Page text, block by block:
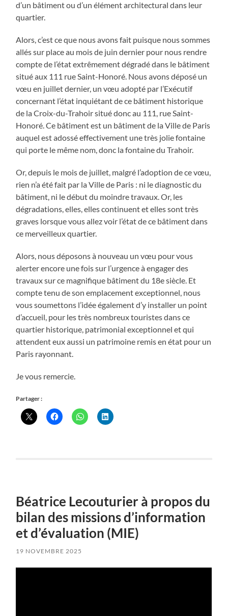
d’un bâtiment ou d’un élément architectural dans leur
quartier.
Alors, c’est ce que nous avons fait puisque nous sommes
allés sur place au mois de juin dernier pour nous rendre
compte de l’état extrêmement dégradé dans le bâtiment
situé aux 111 rue Saint-Honoré. Nous avons déposé un
vœu en juillet dernier, un vœu adopté par l’Exécutif
concernant l’état inquiétant de ce bâtiment historique
de la Croix-du-Trahoir situé donc au 111, rue Saint-
Honoré. Ce bâtiment est un bâtiment de la Ville de Paris
auquel est adossé effectivement une très jolie fontaine
qui porte le même nom, donc la fontaine du Trahoir.
Or, depuis le mois de juillet, malgré l’adoption de ce vœu,
rien n’a été fait par la Ville de Paris : ni le diagnostic du
bâtiment, ni le début du moindre travaux. Or, les
dégradations, elles, elles continuent et elles sont très
graves lorsque vous allez voir l’état de ce bâtiment dans
ce merveilleux quartier.
Alors, nous déposons à nouveau un vœu pour vous
alerter encore une fois sur l’urgence à engager des
travaux sur ce magnifique bâtiment du 18e siècle. Et
compte tenu de son emplacement exceptionnel, nous
vous soumettons l’idée également d’y installer un point
d’accueil, pour les très nombreux touristes dans ce
quartier historique, patrimonial exceptionnel et qui
attendent eux aussi un patrimoine remis en état pour un
Paris rayonnant.
Je vous remercie.
Partager :
Béatrice Lecouturier à propos du
bilan des missions d’information
et d’évaluation (MIE)
19 NOVEMBRE 2025